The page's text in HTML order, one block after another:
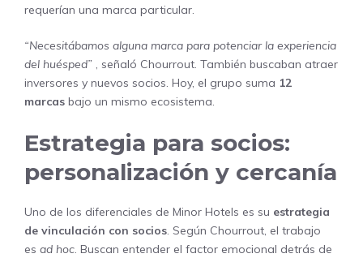
requerían una marca particular.
“Necesitábamos alguna marca para potenciar la experiencia
del huésped” , señaló Chourrout. También buscaban atraer
inversores y nuevos socios. Hoy, el grupo suma 12
marcas bajo un mismo ecosistema.
Estrategia para socios:
personalización y cercanía
Uno de los diferenciales de Minor Hotels es su estrategia
de vinculación con socios. Según Chourrout, el trabajo
es ad hoc. Buscan entender el factor emocional detrás de